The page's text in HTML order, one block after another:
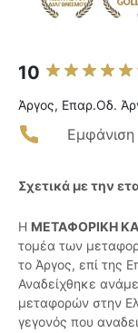
10
Άργος, Επαρ.Οδ.
Σχετικά με την
Η ΜΕΤΑΦΟΡΙΚΗ
τομέα των
το Άργος, επί της
Αναδείχθηκε
μεταφορών στην
γεγονός που